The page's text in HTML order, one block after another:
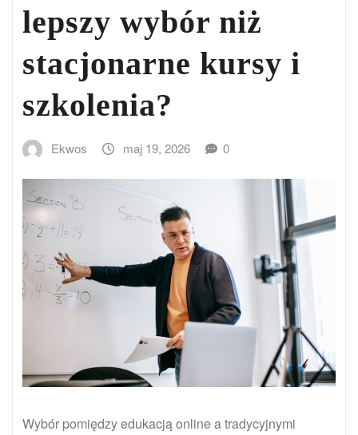
lepszy wybór niż
stacjonarne kursy i
szkolenia?
Ekwos maj 19, 2026 0
Wybór pomiędzy edukacją online a tradycyjnymi